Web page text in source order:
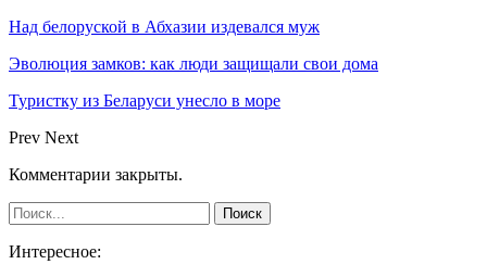
Над белоруской в Абхазии издевался муж
Эволюция замков: как люди защищали свои дома
Туристку из Беларуси унесло в море
Prev Next
Комментарии закрыты.
Интересное: